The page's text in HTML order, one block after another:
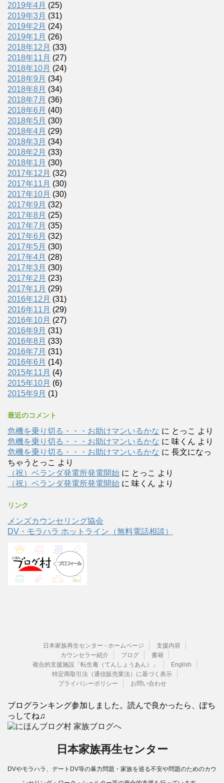
2019年4月 (25)
2019年3月 (31)
2019年2月 (24)
2019年1月 (26)
2018年12月 (33)
2018年11月 (27)
2018年10月 (24)
2018年9月 (34)
2018年8月 (34)
2018年7月 (36)
2018年6月 (40)
2018年5月 (30)
2018年4月 (29)
2018年3月 (34)
2018年2月 (33)
2018年1月 (30)
2017年12月 (32)
2017年11月 (30)
2017年10月 (30)
2017年9月 (32)
2017年8月 (25)
2017年7月 (35)
2017年6月 (32)
2017年5月 (30)
2017年4月 (28)
2017年3月 (30)
2017年2月 (23)
2017年1月 (29)
2016年12月 (31)
2016年11月 (29)
2016年10月 (27)
2016年9月 (31)
2016年8月 (33)
2016年7月 (31)
2016年6月 (14)
2015年11月 (4)
2015年10月 (6)
2015年9月 (1)
最近のコメント
危機を乗り切る・・・お助けマンいるかな に とっこ より
危機を乗り切る・・・お助けマンいるかな に 味くん より
危機を乗り切る・・・お助けマンいるかな に 長文になっ
ちゃうとっこ より
（祝）ベランダ発電所発電開始 に とっこ より
（祝）ベランダ発電所発電開始 に 味くん より
リンク
メンズカウンセリング協会
DV・モラハラ ホットライン（無料電話相談）
日本家族再生センター - ホームページ
支援内容
カウンセラー紹介
ブログ
書籍
複合的支援施設「転生庵（てんしょうあん）」
English
特定商取引法（通信販売業法）に基づく表示
プライバシーポリシー
お問い合わせ
ブログランキング参加しました。読んで良かったら、ぽち
っしてね♫
日本家族再生センター
DVやモラハラ、デートDV等の暴力問題・家族を巡る不安や問題のためのカウ